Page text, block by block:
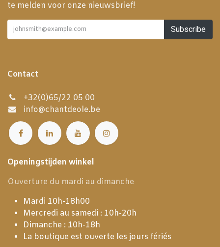
te melden voor onze nieuwsbrief!
Subscribe
Contact
+32(0)65/22 05 00
info@chantdeole.be
Openingstijden winkel
Ouverture du mardi au dimanche
Mardi 10h-18h00
Mercredi au samedi : 10h-20h
Dimanche : 10h-18h
La boutique est ouverte les jours fériés